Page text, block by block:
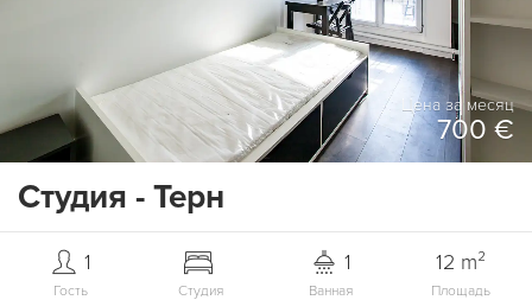
Цена за месяц
700 €
Студия - Терн
Гость
1
Студия Ванная
1
Площадь
12 m²